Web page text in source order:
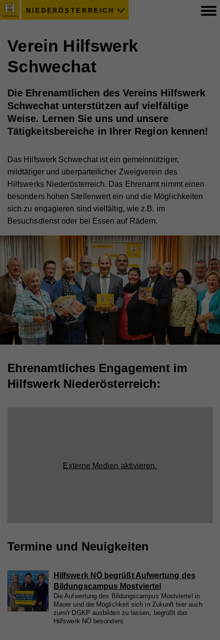
NIEDERÖSTERREICH
Verein Hilfswerk
Schwechat
Die Ehrenamtlichen des Vereins Hilfswerk
Schwechat unterstützen auf vielfältige
Weise. Lernen Sie uns und unsere
Tätigkeitsbereiche in Ihrer Region kennen!
Das Hilfswerk Schwechat ist ein gemeinnütziger,
mildtätiger und überparteilicher Zweigverein des
Hilfswerks Niederösterreich. Das Ehrenamt nimmt einen
besonders hohen Stellenwert ein und die Möglichkeiten
sich zu engagieren sind vielfältig, wie z.B. im
Besuchsdienst oder bei Essen auf Rädern.
Ehrenamtliches Engagement im
Hilfswerk Niederösterreich:
Externe Medien aktivieren.
Termine und Neuigkeiten
Hilfswerk NÖ begrüßt Aufwertung des
Bildungscampus Mostviertel
Die Aufwertung des Bildungscampus Mostviertel in
Mauer und die Möglichkeit sich in Zukunft hier auch
zum/r DGKP ausbilden zu lassen, begrüßt das
Hilfswerk NÖ besonders.